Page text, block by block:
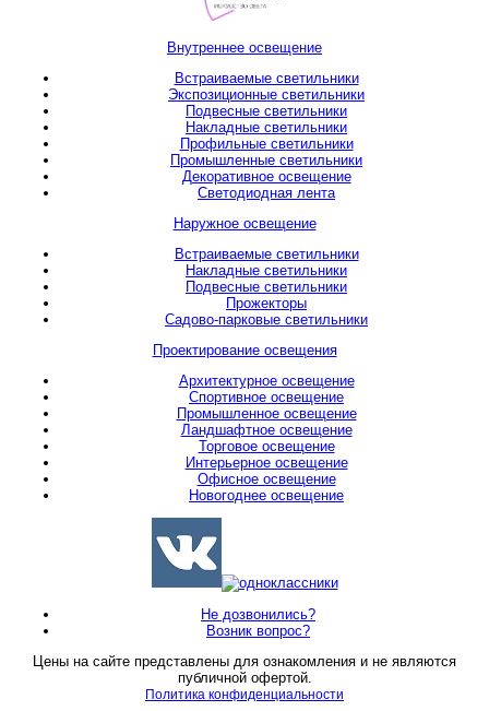
Внутреннее освещение
Встраиваемые светильники
Экспозиционные светильники
Подвесные светильники
Накладные светильники
Профильные светильники
Промышленные светильники
Декоративное освещение
Светодиодная лента
Наружное освещение
Встраиваемые светильники
Накладные светильники
Подвесные светильники
Прожекторы
Садово-парковые светильники
Проектирование освещения
Архитектурное освещение
Спортивное освещение
Промышленное освещение
Ландшафтное освещение
Торговое освещение
Интерьерное освещение
Офисное освещение
Новогоднее освещение
Не дозвонились?
Возник вопрос?
Цены на сайте представлены для ознакомления и не являются
публичной офертой.
Политика конфиденциальности